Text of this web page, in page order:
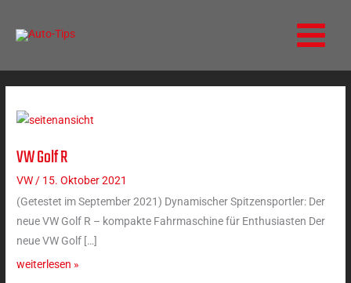
Inhalt
VW Golf R
VW / 15. Oktober 2021
(Getestet im September 2021) Dynamischer Spitzensportler: Der
neue VW Golf R – kompakte Fahrmaschine für Enthusiasten Der
neue VW Golf […]
VW
Golf
R
weiterlesen »